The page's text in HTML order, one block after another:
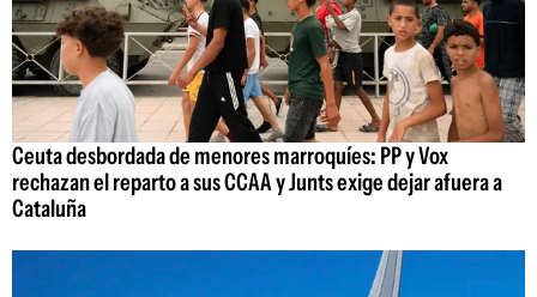
Ceuta desbordada de menores marroquíes: PP y Vox
rechazan el reparto a sus CCAA y Junts exige dejar afuera a
Cataluña